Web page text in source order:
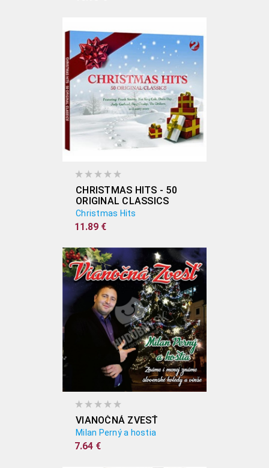
CHRISTMAS HITS - 50
ORIGINAL CLASSICS
(2CD)
Christmas Hits
11.89 €
VIANOČNÁ ZVESŤ
Milan Perný a hostia
7.64 €